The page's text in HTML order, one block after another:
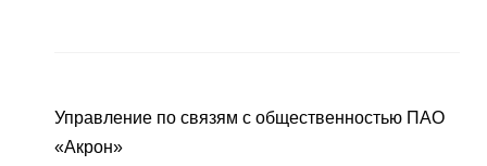
Управление по связям с общественностью ПАО
«Акрон»